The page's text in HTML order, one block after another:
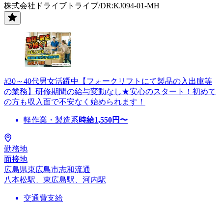
株式会社ドライブトライブ/DR:KJ094-01-MH
#30～40代男女活躍中【フォークリフトにて製品の入出庫等
の業務】研修期間の給与変動なし★安心のスタート！初めて
の方も収入面で不安なく始められます！
軽作業・製造系時給1,550円〜
勤務地
面接地
広島県東広島市志和流通
八本松駅、東広島駅、河内駅
交通費支給